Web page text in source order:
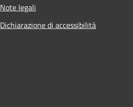
Note legali
Dichiarazione di accessibilità